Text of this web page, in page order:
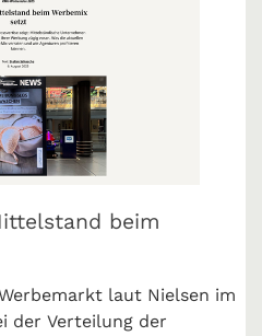
beim
laut Nielsen im
der Verteilung der